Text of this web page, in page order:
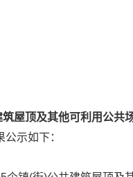
屋顶及其他可利用公共
示如下：